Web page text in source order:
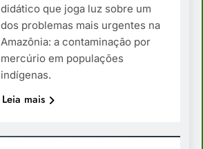
didático que joga luz sobre um
dos problemas mais urgentes na
Amazônia: a contaminação por
mercúrio em populações
indígenas.
Leia mais